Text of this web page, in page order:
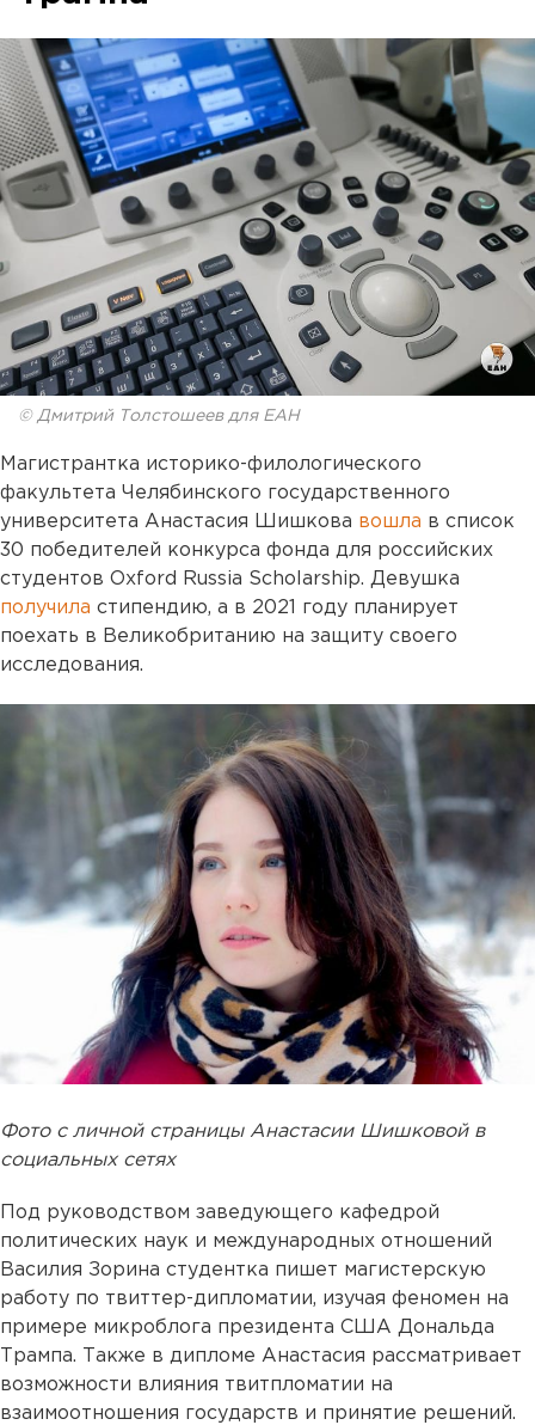
© Дмитрий Толстошеев для ЕАН
Магистрантка историко-филологического
факультета Челябинского государственного
университета Анастасия Шишкова вошла в список
30 победителей конкурса фонда для российских
студентов Oxford Russia Scholarship. Девушка
получила стипендию, а в 2021 году планирует
поехать в Великобританию на защиту своего
исследования.
Фото с личной страницы Анастасии Шишковой в
социальных сетях
Под руководством заведующего кафедрой
политических наук и международных отношений
Василия Зорина студентка пишет магистерскую
работу по твиттер-дипломатии, изучая феномен на
примере микроблога президента США Дональда
Трампа. Также в дипломе Анастасия рассматривает
возможности влияния твитпломатии на
взаимоотношения государств и принятие решений.